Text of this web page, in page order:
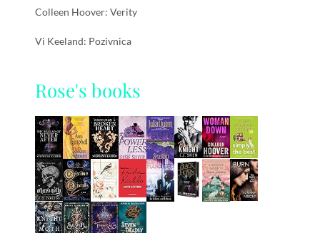
Colleen Hoover: Verity
Vi Keeland: Pozivnica
Rose's books